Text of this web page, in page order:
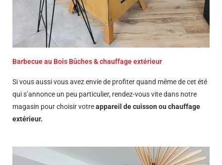
Barbecue au Bois Bûches & chauffage extérieur
Si vous aussi vous avez envie de profiter quand même de cet été
qui s’annonce un peu particulier, rendez-vous vite dans notre
magasin pour choisir votreappareil de cuisson ou chauffage
extérieur.